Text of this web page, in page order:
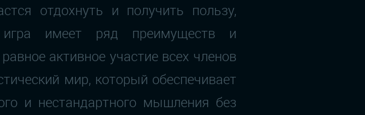
отдохнуть и получить пользу,
игра имеет ряд преимуществ и
активное участие всех членов
мир, который обеспечивает
и нестандартного мышления без